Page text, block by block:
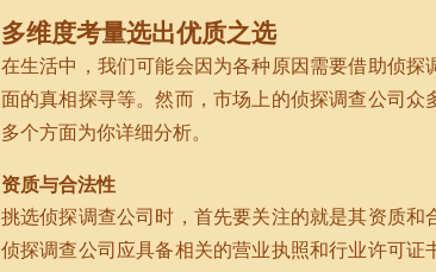
多维度考量选出优质之选
在生活中，我们可能会因为各种原因需要借助侦
面的真相探寻等。然而，市场上的侦探调查公司
多个方面为你详细分析。
资质与合法性
挑选侦探调查公司时，首先要关注的就是其资质
侦探调查公司应具备相关的营业执照和行业许可